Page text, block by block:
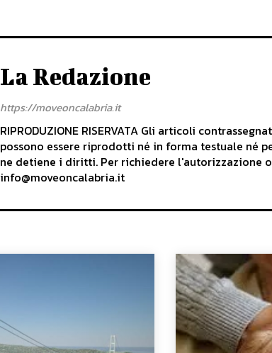
La Redazione
https://moveoncalabria.it
RIPRODUZIONE RISERVATA Gli articoli
possono essere riprodotti né in forma testuale né
ne detiene i diritti. Per richiedere l'autorizzazione
info@moveoncalabria.it